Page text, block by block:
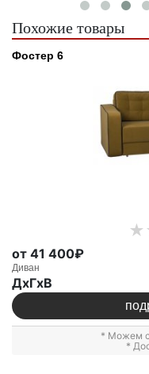
Похожие товары
Фостер 6
от 41 400₽
Диван
ДxГxВ
* Можем
*